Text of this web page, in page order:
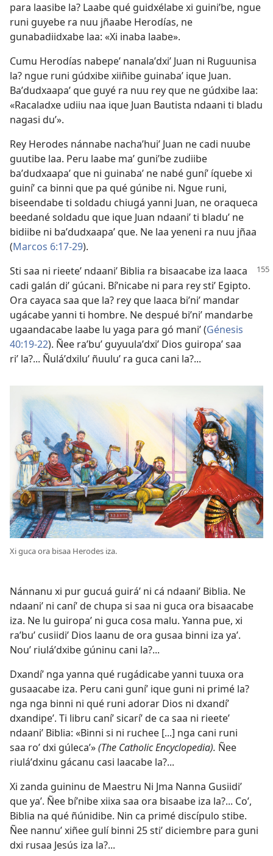
para laasibe la? Laabe qué guidxélabe xi guiniʼbe, ngue
runi guyebe ra nuu jñaabe Herodías, ne
gunabadiidxabe laa: «Xi inaba laabe».
Cumu Herodías nabepeʼ nanalaʼdxiʼ Juan ni Ruguunisa
la? ngue runi gúdxibe xiiñibe guinabaʼ ique Juan.
Baʼdudxaapaʼ que guyé ra nuu rey que ne gúdxibe laa:
«Racaladxe udiiu naa ique Juan Bautista ndaani ti bladu
nagasi duʼ».
Rey Herodes nánnabe nachaʼhuiʼ Juan ne cadi nuube
guutibe laa. Peru laabe maʼ guniʼbe zudiibe
baʼdudxaapaʼ que ni guinabaʼ ne nabé guníʼ íquebe xi
guiníʼ ca binni que pa qué gúnibe ni. Ngue runi,
biseendabe ti soldadu chiugá yanni Juan, ne oraqueca
beedané soldadu que ique Juan ndaaniʼ ti bladuʼ ne
bidiibe ni baʼdudxaapaʼ que. Ne laa yeneni ra nuu jñaa
(Marcos 6:17-29).
Sti saa ni rieeteʼ ndaaniʼ Biblia ra bisaacabe iza laaca
cadi galán diʼ gúcani. Bíʼnicabe ni para rey stiʼ Egipto.
Ora cayaca saa que la? rey que laaca biʼniʼ mandar
ugácabe yanni ti hombre. Ne despué biʼniʼ mandarbe
ugaandacabe laabe lu yaga para gó maniʼ (Génesis
40:19-22). Ñee raʼbuʼ guyuulaʼdxiʼ Dios guiropaʼ saa
riʼ la?... Ñuláʼdxiluʼ ñuuluʼ ra guca cani la?...
Xi guca ora bisaa Herodes iza.
Nánnanu xi pur gucuá guiráʼ ni cá ndaaniʼ Biblia. Ne
ndaaniʼ ni caníʼ de chupa si saa ni guca ora bisaacabe
iza. Ne lu guiropaʼ ni guca cosa malu. Yanna pue, xi
raʼbuʼ cusiidiʼ Dios laanu de ora gusaa binni iza yaʼ.
Nouʼ riuláʼdxibe gúninu cani la?...
Dxandíʼ nga yanna qué rugádicabe yanni tuuxa ora
gusaacabe iza. Peru cani guníʼ ique guni ni primé la?
nga nga binni ni qué runi adorar Dios ni dxandíʼ
dxandipeʼ. Ti libru caníʼ sicaríʼ de ca saa ni rieeteʼ
ndaaniʼ Biblia: «Binni si ni ruchee [...] nga cani runi
saa roʼ dxi gúlecaʼ»(The Catholic Encyclopedia). Ñee
riuláʼdxinu gácanu casi laacabe la?...
Xi zanda guininu de Maestru Ni Jma Nanna Gusiidiʼ
que yaʼ. Ñee bíʼnibe xiixa saa ora bisaabe iza la?... Coʼ,
Biblia na qué ñúnidibe. Nin ca primé discípulo stibe.
Ñee nannuʼ xiñee gulí binni 25 stiʼ diciembre para guni
dxi rusaa Jesús iza la?...